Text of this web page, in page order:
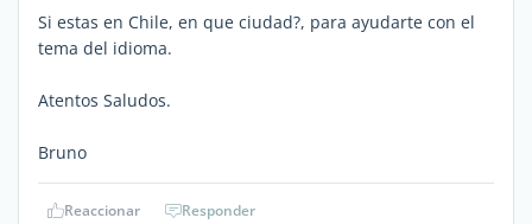
Si estas en Chile, en que ciudad?, para ayudarte con el
tema del idioma.
Atentos Saludos.
Bruno
Reaccionar Responder